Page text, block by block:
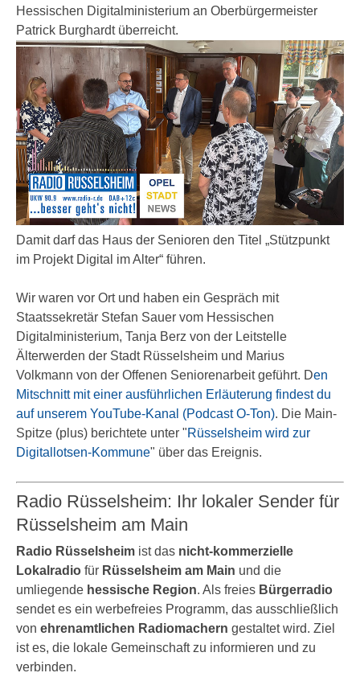
Hessischen Digitalministerium an Oberbürgermeister
Patrick Burghardt überreicht.
Damit darf das Haus der Senioren den Titel „Stützpunkt
im Projekt Digital im Alter“ führen.
Wir waren vor Ort und haben ein Gespräch mit
Staatssekretär Stefan Sauer vom Hessischen
Digitalministerium, Tanja Berz von der Leitstelle
Älterwerden der Stadt Rüsselsheim und Marius
Volkmann von der Offenen Seniorenarbeit geführt. Den
Mitschnitt mit einer ausführlichen Erläuterung findest du
auf unserem YouTube-Kanal (Podcast O-Ton). Die Main-
Spitze (plus) berichtete unter "Rüsselsheim wird zur
Digitallotsen-Kommune" über das Ereignis.
Radio Rüsselsheim: Ihr lokaler Sender für
Rüsselsheim am Main
Radio Rüsselsheim ist das nicht-kommerzielle
Lokalradio für Rüsselsheim am Main und die
umliegende hessische Region. Als freies Bürgerradio
sendet es ein werbefreies Programm, das ausschließlich
von ehrenamtlichen Radiomachern gestaltet wird. Ziel
ist es, die lokale Gemeinschaft zu informieren und zu
verbinden.